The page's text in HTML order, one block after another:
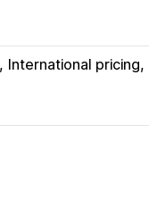
International pricing